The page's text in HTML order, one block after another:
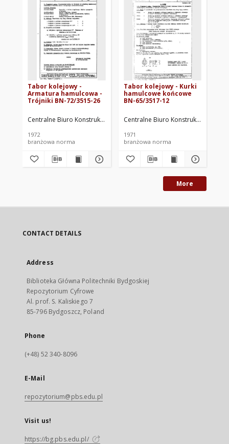
Tabor kolejowy -
Armatura hamulcowa -
Trójniki BN-72/3515-26
Centralne Biuro Konstrukcyjne Przemysłu Taboru Kolejowego. Oprac.
1972
branżowa norma
Tabor kolejowy - Kurki
hamulcowe końcowe
BN-65/3517-12
Centralne Biuro Konstrukcyjne
1971
branżowa norma
More
CONTACT DETAILS
Address
Biblioteka Główna Politechniki Bydgoskiej
Repozytorium Cyfrowe
Al. prof. S. Kaliskiego 7
85-796 Bydgoszcz, Poland
Phone
(+48) 52 340-8096
E-Mail
repozytorium@pbs.edu.pl
Visit us!
https://bg.pbs.edu.pl/